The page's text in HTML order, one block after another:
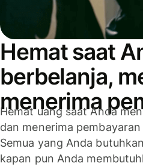
Hemat saat
berbelanja,
menerima
Hemat uang saat Anda
dan menerima
Semua yang Anda
kapan pun Anda